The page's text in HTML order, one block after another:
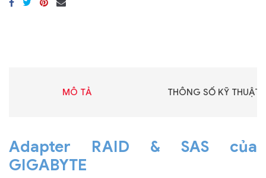
MÔ TẢ THÔNG SỐ KỸ THUẬT
Adapter RAID & SAS của
GIGABYTE